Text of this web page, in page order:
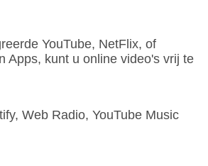
YouTube, NetFlix, of
Apps, kunt u online video's vrij te
Web Radio, YouTube Music